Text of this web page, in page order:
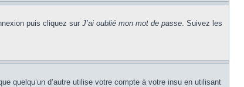
puis cliquez sur J’ai oublié mon mot de passe. Suivez les
quelqu’un d’autre utilise votre compte à votre insu en utilisant